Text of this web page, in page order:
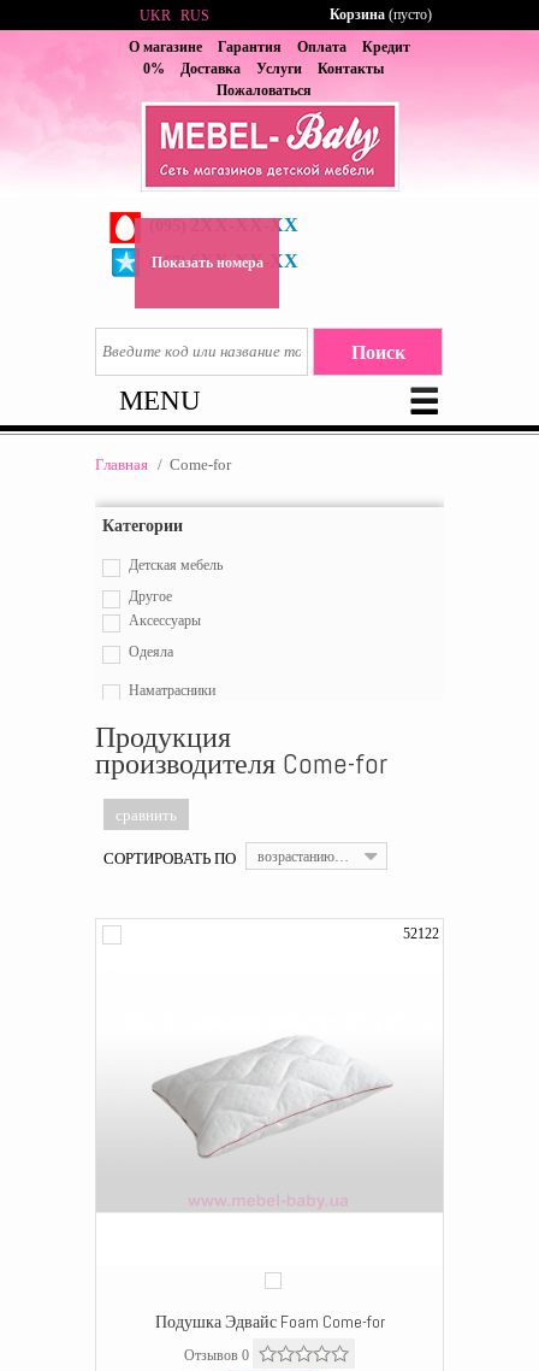
О магазине Гарантия Оплата
Кредит
0%
Доставка Услуги
Контакты
Пожаловаться
2XX-XX-XX
(067) 6XX-XX-XX
Показать номера
UKR RUS Корзина (пусто)
MENU
Главная / Come-for
Категории
Детская мебель
Другое
Аксессуары
Одеяла
Наматрасники
Распродажа
Матрасы
Продукция
производителя Come-for
СОРТИРОВАТЬ ПО возрастанию цены
52122
Подушка Эдвайс Foam Come-for
Отзывов 0